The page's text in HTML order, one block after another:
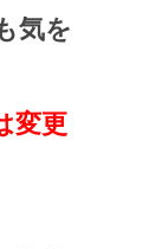
気を
変更